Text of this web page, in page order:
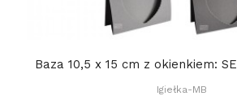
Baza 10,5 x 15 cm z okienkiem:
Igiełka-MB